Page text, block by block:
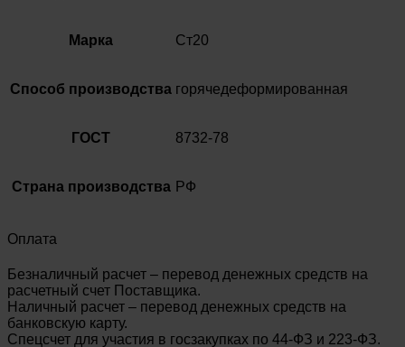
Марка Ст20
Способ производства горячедеформированная
ГОСТ 8732-78
Страна производства РФ
Оплата
Безналичный расчет – перевод денежных средств на
расчетный счет Поставщика.
Наличный расчет – перевод денежных средств на
банковскую карту.
Спецсчет для участия в госзакупках по 44-ФЗ и 223-ФЗ.